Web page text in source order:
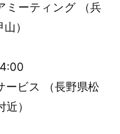
ミーティング （兵
）
ービス （長野県松
）